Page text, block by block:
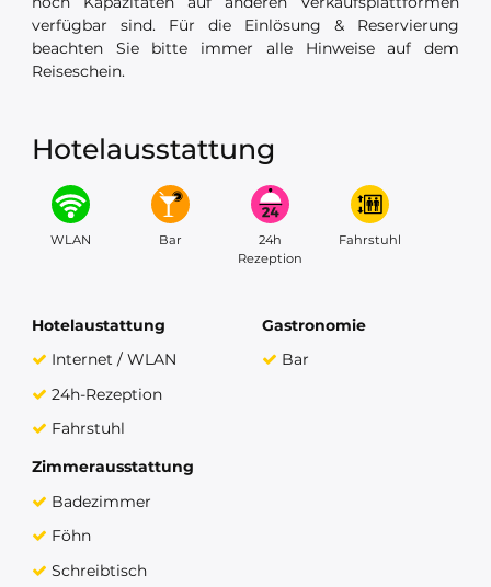
verfügbar sind. Für die Einlösung & Reservierung
beachten Sie bitte immer alle Hinweise auf dem
Reiseschein.
Hotelausstattung
WLAN Bar
24h
Rezeption
Fahrstuhl
Hotelaustattung
Internet / WLAN
24h-Rezeption
Fahrstuhl
Gastronomie
Bar
Zimmerausstattung
Badezimmer
Föhn
Schreibtisch